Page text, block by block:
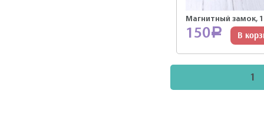
Магнитный замок,
150Р В
1